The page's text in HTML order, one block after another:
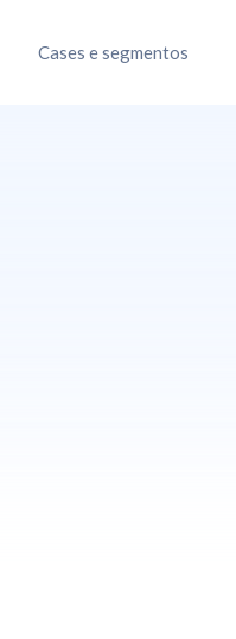
Cases e segmentos